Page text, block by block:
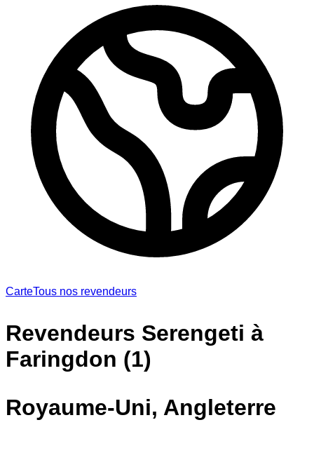
CarteTous nos revendeurs
Revendeurs Serengeti à
Faringdon (1)
Royaume-Uni, Angleterre